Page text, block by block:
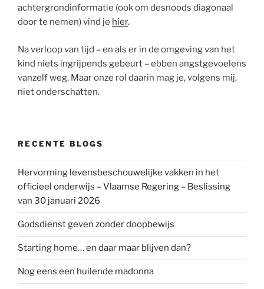
achtergrondinformatie (ook om desnoods diagonaal
door te nemen) vind je hier.
Na verloop van tijd – en als er in de omgeving van het
kind niets ingrijpends gebeurt – ebben angstgevoelens
vanzelf weg. Maar onze rol daarin mag je, volgens mij,
niet onderschatten.
RECENTE BLOGS
Hervorming levensbeschouwelijke vakken in het
officieel onderwijs – Vlaamse Regering – Beslissing
van 30 januari 2026
Godsdienst geven zonder doopbewijs
Starting home… en daar maar blijven dan?
Nog eens een huilende madonna